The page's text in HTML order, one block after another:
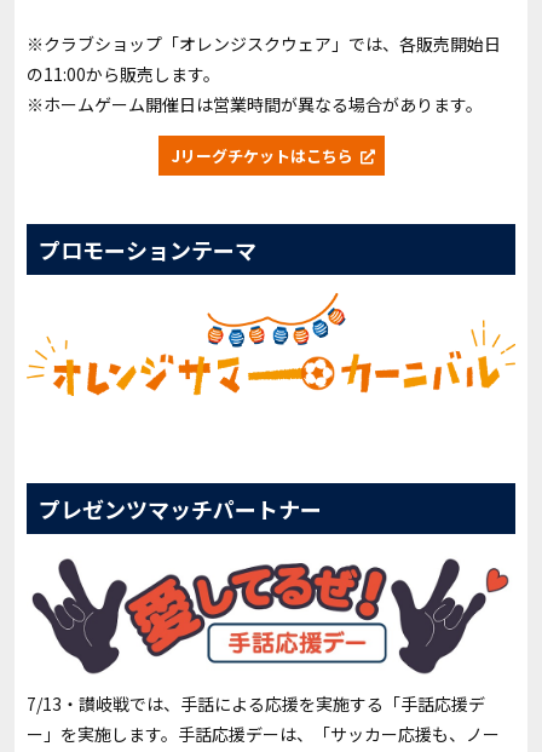
※クラブショップ「オレンジスクウェア」では、各販売開始日
の11:00から販売します。
※ホームゲーム開催日は営業時間が異なる場合があります。
Jリーグチケットはこちら
プロモーションテーマ
プレゼンツマッチパートナー
7/13・讃岐戦では、手話による応援を実施する「手話応援デ
ー」を実施します。手話応援デーは、「サッカー応援も、ノー